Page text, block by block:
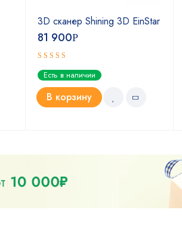
3D сканер Shining 3D EinStar
81 900Р
Оценка
5.00из 5
Есть в наличии
В корзину